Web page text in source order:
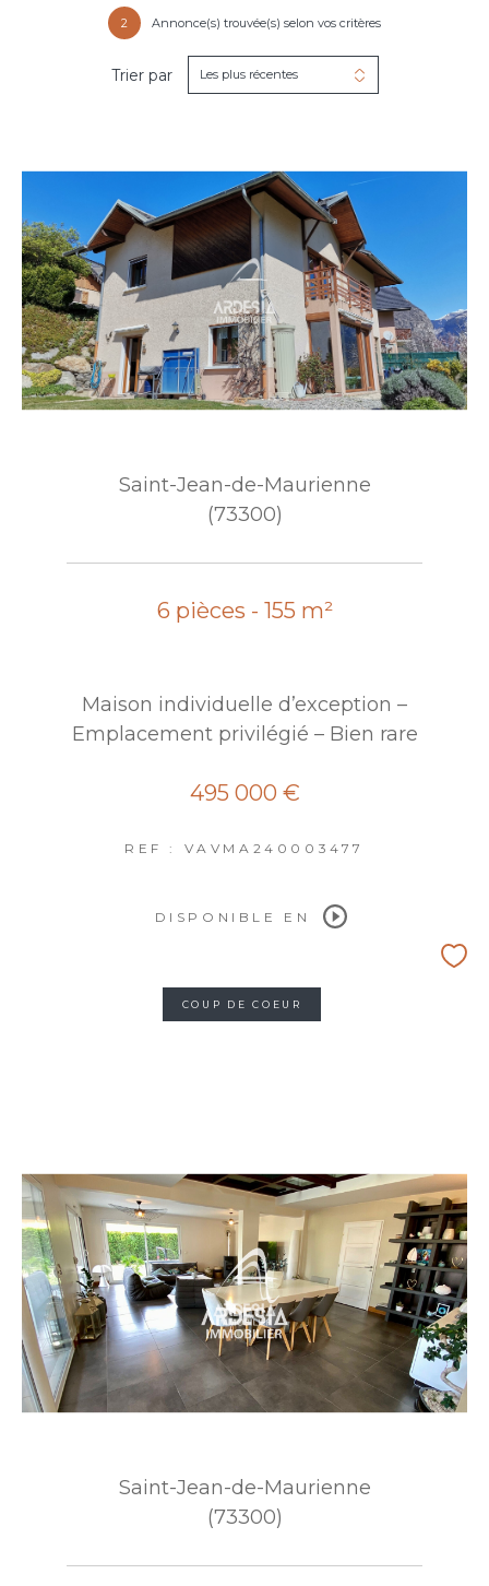
2 Annonce(s) trouvée(s) selon vos critères
Trier par Les plus récentes
Saint-Jean-de-Maurienne
(73300)
6 pièces - 155 m²
Maison individuelle d’exception –
Emplacement privilégié – Bien rare
495 000 €
REF : VAVMA240003477
DISPONIBLE EN
COUP DE COEUR
Saint-Jean-de-Maurienne
(73300)